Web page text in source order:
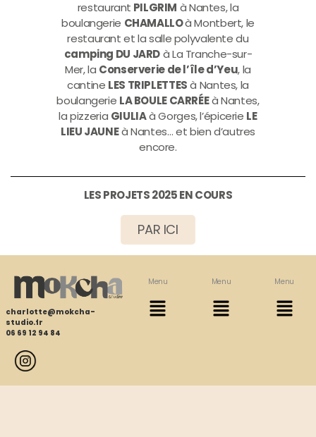
restaurant PILGRIM à Nantes, la
boulangerie CHAMALLOà Montbert, le
restaurant et la salle polyvalente du
camping DU JARDà La Tranche-sur-
Mer, la Conserverie de l’île d’Yeu,la
cantine LES TRIPLETTESà Nantes, la
boulangerie LA BOULE CARRÉEà Nantes,
la pizzeria GIULIAà Gorges, l’épicerie LE
LIEU JAUNEà Nantes… et bien d’autres
encore.
LES PROJETS 2025 EN COURS
PAR ICI
charlotte@mokcha-
studio.fr
06 69 12 94 84
Menu Menu Menu